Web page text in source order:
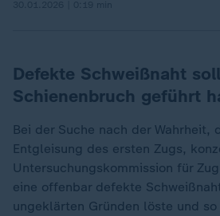
Defekte Schweißnaht
Schienenbruch geführt
Bei der Suche nach der Wahrheit,
Entgleisung des ersten Zugs,
Untersuchungskommission für
eine offenbar defekte
ungeklärten Gründen löste und